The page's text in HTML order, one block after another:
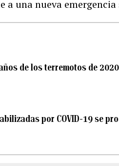
a una nueva
de los terremotos de
por COVID-19 se